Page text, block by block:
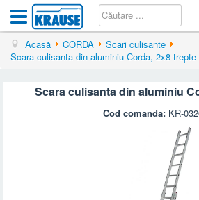
Acasă CORDA
Scari culisante
Scara culisanta din aluminiu Corda, 2x8 trepte
Scara culisanta din aluminiu
Cod comanda: KR-